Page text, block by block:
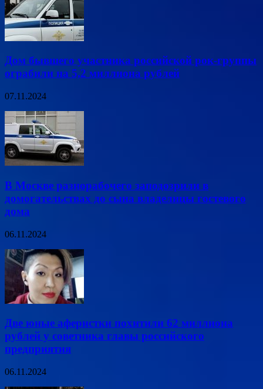
Дом бывшего участника российской рок-группы
ограбили на 5,2 миллиона рублей
07.11.2024
В Москве разнорабочего заподозрили в
домогательствах до сына владелицы гостевого
дома
06.11.2024
Две юные аферистки похитили 62 миллиона
рублей у советника главы российского
предприятия
06.11.2024